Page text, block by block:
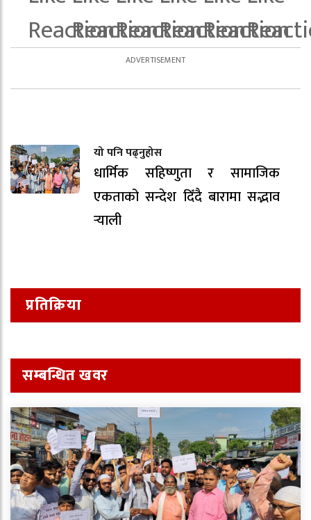
यो पनि पढ्नुहोस
धार्मिक सहिष्णुता र सामाजिक
एकताको सन्देश दिँदै बारामा सद्भाव
र्‍याली
प्रतिक्रिया
सम्बन्धित खवर